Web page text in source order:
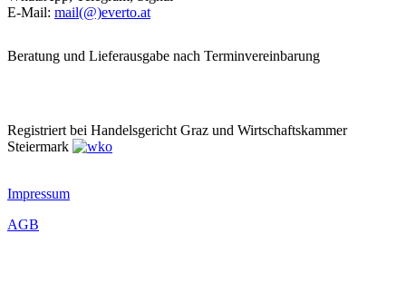
E-Mail: mail(@)everto.at
Beratung und Lieferausgabe nach Terminvereinbarung
Registriert bei Handelsgericht Graz und Wirtschaftskammer
Steiermark
Impressum
AGB